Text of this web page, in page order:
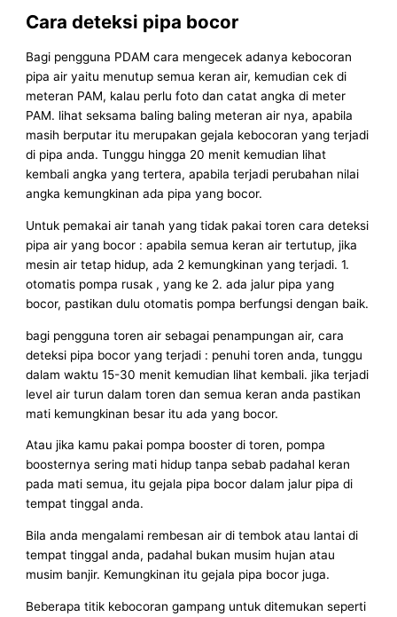
Cara deteksi pipa bocor
Bagi pengguna PDAM cara mengecek adanya kebocoran
pipa air yaitu menutup semua keran air, kemudian cek di
meteran PAM, kalau perlu foto dan catat angka di meter
PAM. lihat seksama baling baling meteran air nya, apabila
masih berputar itu merupakan gejala kebocoran yang terjadi
di pipa anda. Tunggu hingga 20 menit kemudian lihat
kembali angka yang tertera, apabila terjadi perubahan nilai
angka kemungkinan ada pipa yang bocor.
Untuk pemakai air tanah yang tidak pakai toren cara deteksi
pipa air yang bocor : apabila semua keran air tertutup, jika
mesin air tetap hidup, ada 2 kemungkinan yang terjadi. 1.
otomatis pompa rusak , yang ke 2. ada jalur pipa yang
bocor, pastikan dulu otomatis pompa berfungsi dengan baik.
bagi pengguna toren air sebagai penampungan air, cara
deteksi pipa bocor yang terjadi : penuhi toren anda, tunggu
dalam waktu 15-30 menit kemudian lihat kembali. jika terjadi
level air turun dalam toren dan semua keran anda pastikan
mati kemungkinan besar itu ada yang bocor.
Atau jika kamu pakai pompa booster di toren, pompa
boosternya sering mati hidup tanpa sebab padahal keran
pada mati semua, itu gejala pipa bocor dalam jalur pipa di
tempat tinggal anda.
Bila anda mengalami rembesan air di tembok atau lantai di
tempat tinggal anda, padahal bukan musim hujan atau
musim banjir. Kemungkinan itu gejala pipa bocor juga.
Beberapa titik kebocoran gampang untuk ditemukan seperti